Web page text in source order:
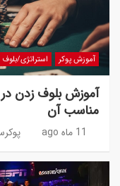
آموزش پوکر استراتژی/بلوف
آموزش بلوف زدن در
مناسب آن
11 ماه ago